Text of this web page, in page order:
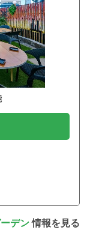
デン情報を見る